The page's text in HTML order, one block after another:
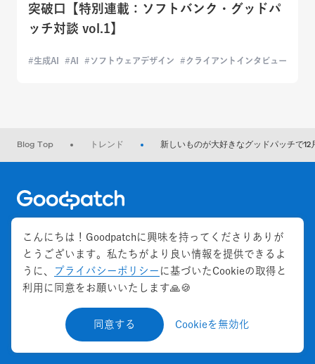
突破口【特別連載：ソフトバンク・グッドパ
ッチ対談 vol.1】
生成AI AI ソフトウェアデザイン クライアントインタビュー
Blog Top トレンド 新しいものが大好きなグッドパッチで
Categories
Keywords
こんにちは！Goodpatchに興味を持ってくださりありが
とうございます。私たちがより良い情報を提供できるよ
うに、
プライバシーポリシー に基づいたCookieの取得と
利用に同意をお願いいたします🙏🍪
同意する Cookieを無効化